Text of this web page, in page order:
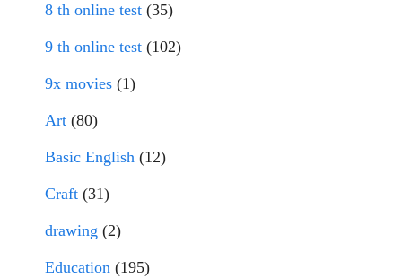
8 th online test (35)
9 th online test (102)
9x movies (1)
Art (80)
Basic English (12)
Craft (31)
drawing (2)
Education (195)